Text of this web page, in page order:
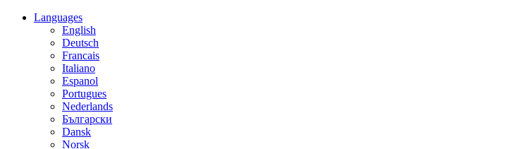
Languages
English
Deutsch
Francais
Italiano
Espanol
Portugues
Nederlands
Български
Dansk
Norsk